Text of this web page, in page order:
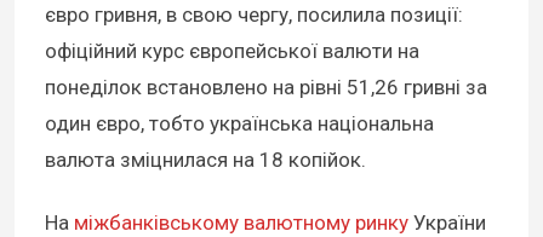
євро гривня, в свою чергу, посилила позиції:
офіційний курс європейської валюти на
понеділок встановлено на рівні 51,26 гривні за
один євро, тобто українська національна
валюта зміцнилася на 18 копійок.
На міжбанківському валютному ринку України